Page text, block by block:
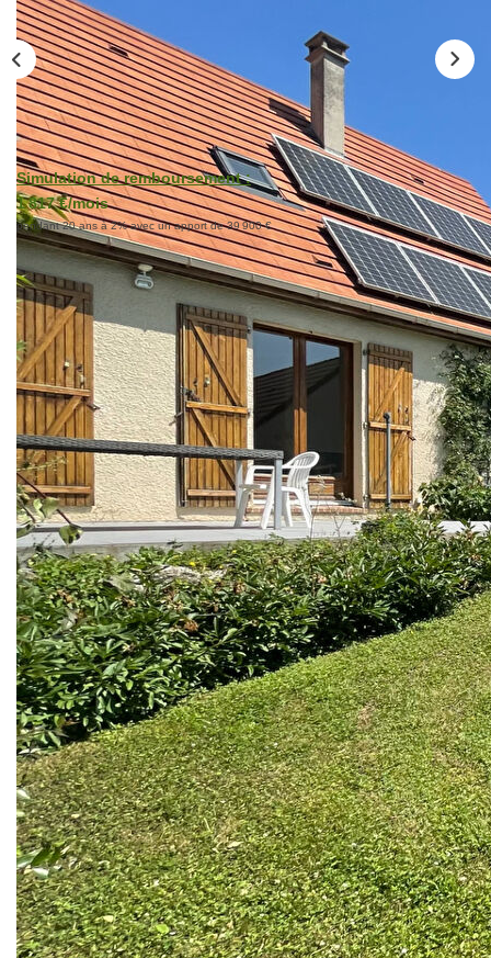
Nos Témoignages
CONTACT
Simulation de remboursement :
1 817 €/mois
pendant 20 ans à 2% avec un apport de 39 900 €
Description
Réf : 71
Située dans un quartier pavillonnaire calme, venez
découvrir cette maison familiale composée au rez-de-
chaussée d'un double séjour donnant sur le jardin, d'une
cuisine ouverte aménagée, d'une suite parentale avec sa
salle d'eau, d'un WC, et à l'étage de deux grandes
chambres avec placards , un espace ouvert (possibilité
bureau ou chambre) , ainsi que d'une salle d'eau et d'un
WC.
Sous-sol complet avec double garage, atelier, buanderie,
cellier.
Exposition SUD .
COUP DE COEUR pour le très beau jardin ensoleillé sans
vis à vis et sa terrasse!
Contactez-nous vite!
**Honoraires à la charge du vendeur
Nos honoraires Nous contacter